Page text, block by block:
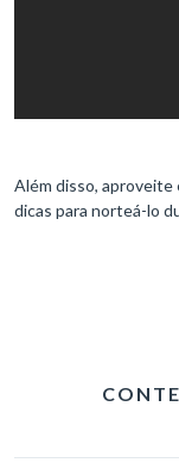
Além disso, aproveite
dicas para norteá-lo